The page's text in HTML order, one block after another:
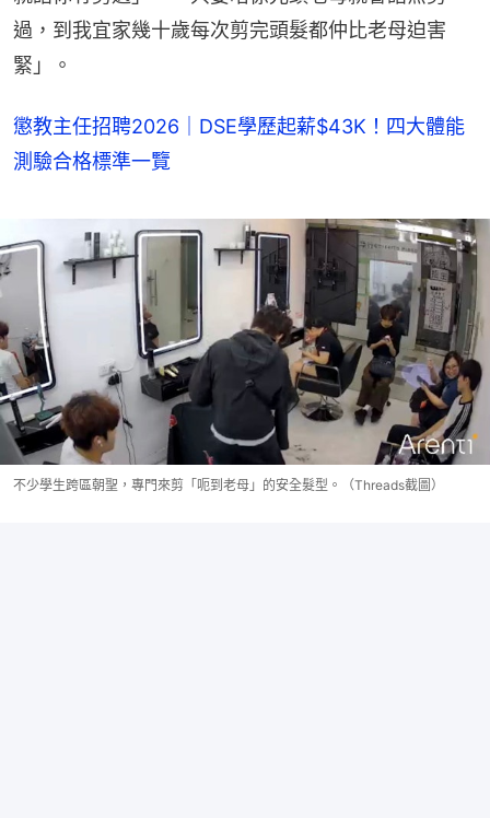
過，到我宜家幾十歲每次剪完頭髮都仲比老母迫害
緊」。
懲教主任招聘2026｜DSE學歷起薪$43K！四大體能
測驗合格標準一覽
不少學生跨區朝聖，專門來剪「呃到老母」的安全髮型。（Threads截圖）